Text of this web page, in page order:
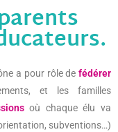
a pour rôle de fédérer
et les familles
où chaque élu va
subventions…)